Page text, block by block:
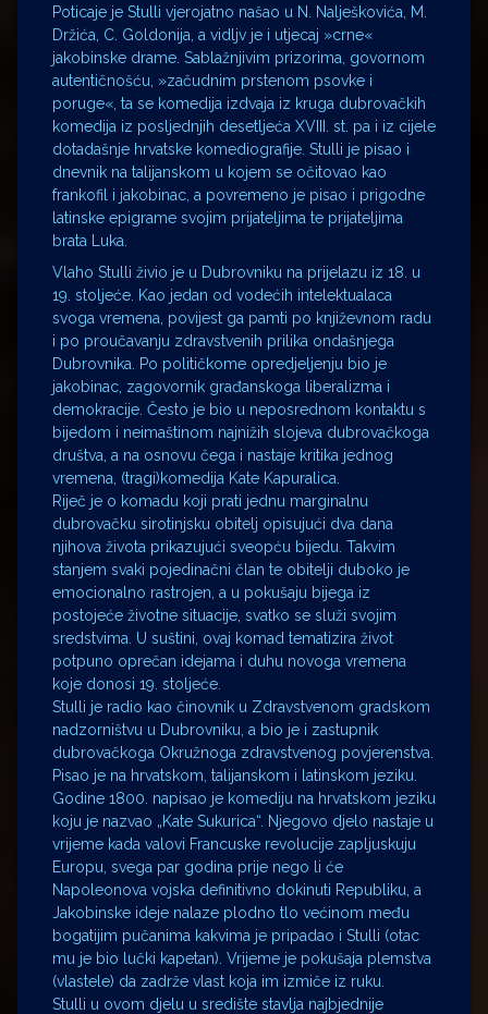
Poticaje je Stulli vjerojatno našao u N. Nalješkovića, M.
Držića, C. Goldonija, a vidljv je i utjecaj »crne«
jakobinske drame. Sablažnjivim prizorima, govornom
autentičnošću, »začudnim prstenom psovke i
poruge«, ta se komedija izdvaja iz kruga dubrovačkih
komedija iz posljednjih desetljeća XVIII. st. pa i iz cijele
dotadašnje hrvatske komediografije. Stulli je pisao i
dnevnik na talijanskom u kojem se očitovao kao
frankofil i jakobinac, a povremeno je pisao i prigodne
latinske epigrame svojim prijateljima te prijateljima
brata Luka.
Vlaho Stulli živio je u Dubrovniku na prijelazu iz 18. u
19. stoljeće. Kao jedan od vodećih intelektualaca
svoga vremena, povijest ga pamti po književnom radu
i po proučavanju zdravstvenih prilika ondašnjega
Dubrovnika. Po političkome opredjeljenju bio je
jakobinac, zagovornik građanskoga liberalizma i
demokracije. Često je bio u neposrednom kontaktu s
bijedom i neimaštinom najnižih slojeva dubrovačkoga
društva, a na osnovu čega i nastaje kritika jednog
vremena, (tragi)komedija Kate Kapuralica.
Riječ je o komadu koji prati jednu marginalnu
dubrovačku sirotinjsku obitelj opisujući dva dana
njihova života prikazujući sveopću bijedu. Takvim
stanjem svaki pojedinačni član te obitelji duboko je
emocionalno rastrojen, a u pokušaju bijega iz
postojeće životne situacije, svatko se služi svojim
sredstvima. U suštini, ovaj komad tematizira život
potpuno oprečan idejama i duhu novoga vremena
koje donosi 19. stoljeće.
Stulli je radio kao činovnik u Zdravstvenom gradskom
nadzorništvu u Dubrovniku, a bio je i zastupnik
dubrovačkoga Okružnoga zdravstvenog povjerenstva.
Pisao je na hrvatskom, talijanskom i latinskom jeziku.
Godine 1800. napisao je komediju na hrvatskom jeziku
koju je nazvao „Kate Sukurica“. Njegovo djelo nastaje u
vrijeme kada valovi Francuske revolucije zapljuskuju
Europu, svega par godina prije nego li će
Napoleonova vojska definitivno dokinuti Republiku, a
Jakobinske ideje nalaze plodno tlo većinom među
bogatijim pučanima kakvima je pripadao i Stulli (otac
mu je bio lučki kapetan). Vrijeme je pokušaja plemstva
(vlastele) da zadrže vlast koja im izmiče iz ruku.
Stulli u ovom djelu u središte stavlja najbjednije